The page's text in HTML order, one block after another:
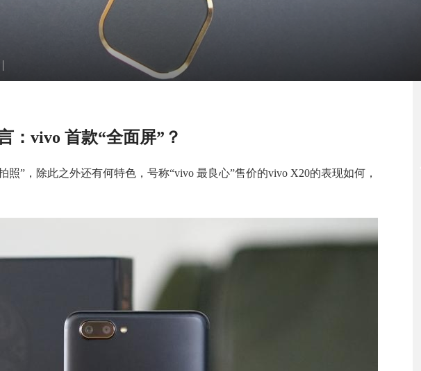
：vivo 首款“全面屏”？
照”，除此之外还有何特色，号称“vivo 最良心”售价的vivo X20的表现如何，